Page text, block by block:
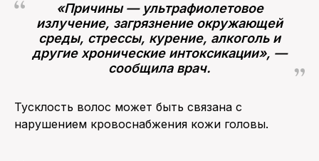
«Причины — ультрафиолетовое
излучение, загрязнение окружающей
среды, стрессы, курение, алкоголь и
другие хронические интоксикации», —
сообщила врач.
Тусклость волос может быть связана с
нарушением кровоснабжения кожи головы.